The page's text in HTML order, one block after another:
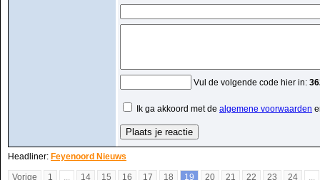
Vul de volgende code hier in:
Ik ga akkoord met de algemene voorwaarden
Headliner: Feyenoord Nieuws
Vorige 1 ... 14 15 16 17 18 19 20 21 22 23 24 ...